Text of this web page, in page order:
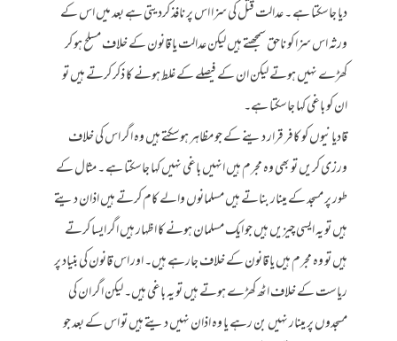
دیا جاسکتا ہے ۔ عدالت قتل کی سزا اس پر نافذ کردیتی ہے بعد میں اس کے
ورثہ اس سزا کو ناحق سمجھتے ہیں لیکن عدالت یا قانون کے خلاف مسلح ہو کر
کھڑے نہیں ہوتے لیکن ان کے فیصلے کے غلط ہونے کا ذکر کرتے ہیں تو
ان کو باغی کہا جاسکتا ہے۔
قادیانیوں کو کافر قرار دینے کے جو مظاہر ہوسکتے ہیں وہ اگر اس کی خلاف
ورزی کریں تو بھی وہ مجرم ہیں انہیں باغی نہیں کہا جاسکتا ہے ۔ مثال کے
طور پر مسجد کے مینار بناتے ہیں مسلمانوں والے کام کرتے ہیں اذان دیتے
ہیں تو یہ ایسی چیزیں ہیں جو ایک مسلمان ہونے کا اظہار ہیں اگر ایسا کرتے
ہیں تو وہ مجرم ہیں یا قانون کے خلاف جارہے ہیں۔ اور اس قانون کی بنیاد پر
ریاست کے خلاف اٹھ کھڑے ہوتے ہیں تو یہ باغی ہیں۔ لیکن اگر ان کی
مسجدوں پر مینار نہیں بن رہے یا وہ اذان نہیں دیتے ہیں تو اس کے بعد جو